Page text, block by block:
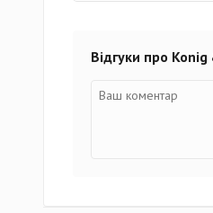
Відгуки про